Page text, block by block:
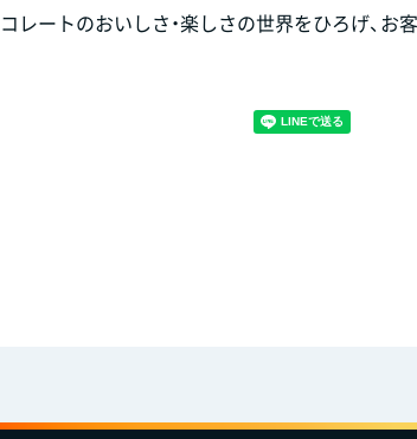
レートのおいしさ・楽しさの世界をひろげ、お